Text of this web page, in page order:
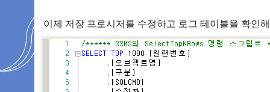
이제 저장 프로시저를 수정하고 로그 테이블을 확인